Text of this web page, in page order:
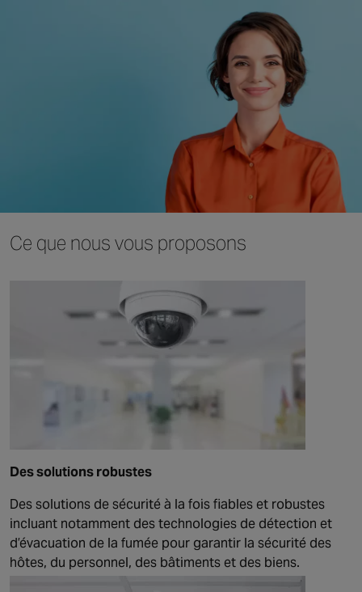
Ce que nous vous proposons
Des solutions robustes
Des solutions de sécurité à la fois fiables et robustes
incluant notamment des technologies de détection et
d’évacuation de la fumée pour garantir la sécurité des
hôtes, du personnel, des bâtiments et des biens.